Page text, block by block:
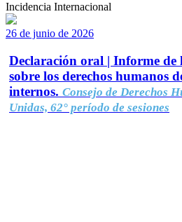
Incidencia Internacional
26 de junio de 2026
Declaración oral | Informe de
sobre los derechos humanos
internos. Consejo de Derechos
Unidas, 62° período de sesiones